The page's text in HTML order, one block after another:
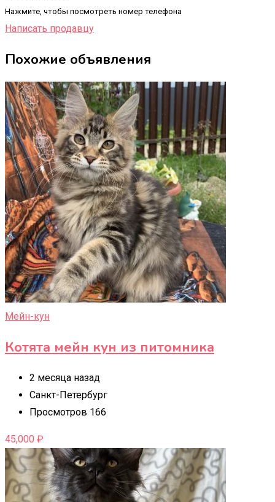
Нажмите, чтобы посмотреть номер телефона
Написать продавцу
Похожие объявления
Мейн-кун
Котята мейн кун из питомника
2 месяца назад
Санкт-Петербург
Просмотров 166
45,000 ₽